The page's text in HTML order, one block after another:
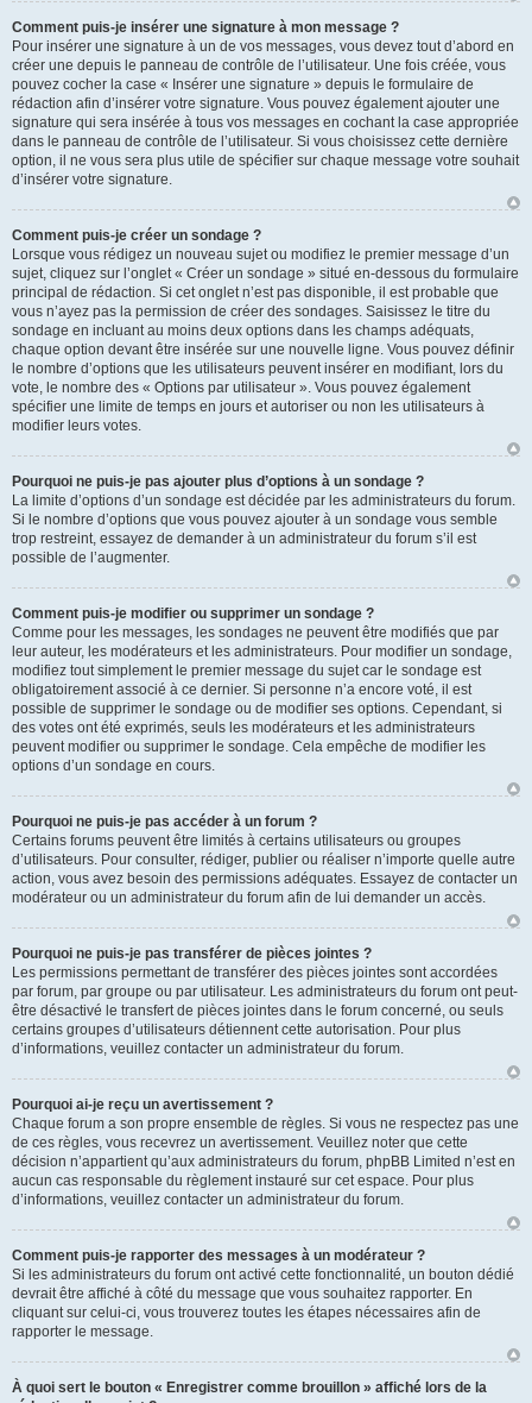
Comment puis-je insérer une signature à mon message ?
Pour insérer une signature à un de vos messages, vous devez tout d’abord en
créer une depuis le panneau de contrôle de l’utilisateur. Une fois créée, vous
pouvez cocher la case « Insérer une signature » depuis le formulaire de
rédaction afin d’insérer votre signature. Vous pouvez également ajouter une
signature qui sera insérée à tous vos messages en cochant la case appropriée
dans le panneau de contrôle de l’utilisateur. Si vous choisissez cette dernière
option, il ne vous sera plus utile de spécifier sur chaque message votre souhait
d’insérer votre signature.
Comment puis-je créer un sondage ?
Lorsque vous rédigez un nouveau sujet ou modifiez le premier message d’un
sujet, cliquez sur l’onglet « Créer un sondage » situé en-dessous du formulaire
principal de rédaction. Si cet onglet n’est pas disponible, il est probable que
vous n’ayez pas la permission de créer des sondages. Saisissez le titre du
sondage en incluant au moins deux options dans les champs adéquats,
chaque option devant être insérée sur une nouvelle ligne. Vous pouvez définir
le nombre d’options que les utilisateurs peuvent insérer en modifiant, lors du
vote, le nombre des « Options par utilisateur ». Vous pouvez également
spécifier une limite de temps en jours et autoriser ou non les utilisateurs à
modifier leurs votes.
Pourquoi ne puis-je pas ajouter plus d’options à un sondage ?
La limite d’options d’un sondage est décidée par les administrateurs du forum.
Si le nombre d’options que vous pouvez ajouter à un sondage vous semble
trop restreint, essayez de demander à un administrateur du forum s’il est
possible de l’augmenter.
Comment puis-je modifier ou supprimer un sondage ?
Comme pour les messages, les sondages ne peuvent être modifiés que par
leur auteur, les modérateurs et les administrateurs. Pour modifier un sondage,
modifiez tout simplement le premier message du sujet car le sondage est
obligatoirement associé à ce dernier. Si personne n’a encore voté, il est
possible de supprimer le sondage ou de modifier ses options. Cependant, si
des votes ont été exprimés, seuls les modérateurs et les administrateurs
peuvent modifier ou supprimer le sondage. Cela empêche de modifier les
options d’un sondage en cours.
Pourquoi ne puis-je pas accéder à un forum ?
Certains forums peuvent être limités à certains utilisateurs ou groupes
d’utilisateurs. Pour consulter, rédiger, publier ou réaliser n’importe quelle autre
action, vous avez besoin des permissions adéquates. Essayez de contacter un
modérateur ou un administrateur du forum afin de lui demander un accès.
Pourquoi ne puis-je pas transférer de pièces jointes ?
Les permissions permettant de transférer des pièces jointes sont accordées
par forum, par groupe ou par utilisateur. Les administrateurs du forum ont peut-
être désactivé le transfert de pièces jointes dans le forum concerné, ou seuls
certains groupes d’utilisateurs détiennent cette autorisation. Pour plus
d’informations, veuillez contacter un administrateur du forum.
Pourquoi ai-je reçu un avertissement ?
Chaque forum a son propre ensemble de règles. Si vous ne respectez pas une
de ces règles, vous recevrez un avertissement. Veuillez noter que cette
décision n’appartient qu’aux administrateurs du forum, phpBB Limited n’est en
aucun cas responsable du règlement instauré sur cet espace. Pour plus
d’informations, veuillez contacter un administrateur du forum.
Comment puis-je rapporter des messages à un modérateur ?
Si les administrateurs du forum ont activé cette fonctionnalité, un bouton dédié
devrait être affiché à côté du message que vous souhaitez rapporter. En
cliquant sur celui-ci, vous trouverez toutes les étapes nécessaires afin de
rapporter le message.
À quoi sert le bouton « Enregistrer comme brouillon » affiché lors de la